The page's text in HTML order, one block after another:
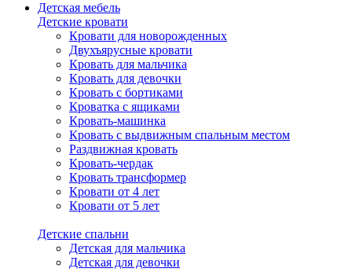
Детская мебель
Детские кровати
Кровати для новорожденных
Двухъярусные кровати
Кровать для мальчика
Кровать для девочки
Кровать с бортиками
Кроватка с ящиками
Кровать-машинка
Кровать с выдвижным спальным местом
Раздвижная кровать
Кровать-чердак
Кровать трансформер
Кровати от 4 лет
Кровати от 5 лет
Детские спальни
Детская для мальчика
Детская для девочки